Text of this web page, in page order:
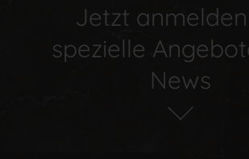
Jetzt
spezielle
News